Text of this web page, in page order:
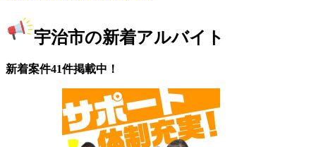
宇治市の新着アルバイト
新着案件41件掲載中！